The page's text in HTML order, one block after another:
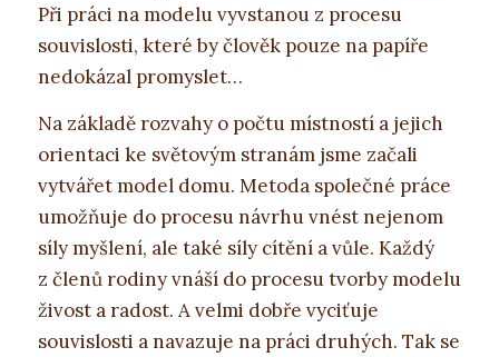
Při práci na modelu vyvstanou z procesu
souvislosti, které by člověk pouze na papíře
nedokázal promyslet…
Na základě rozvahy o počtu místností a jejich
orientaci ke světovým stranám jsme začali
vytvářet model domu. Metoda společné práce
umožňuje do procesu návrhu vnést nejenom
síly myšlení, ale také síly cítění a vůle. Každý
z členů rodiny vnáší do procesu tvorby modelu
živost a radost. A velmi dobře vyciťuje
souvislosti a navazuje na práci druhých. Tak se